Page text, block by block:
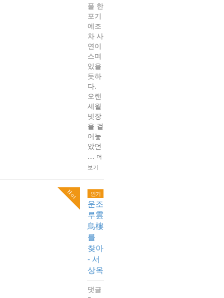
풀 한
포기
에조
차 사
연이
스며
있을
듯하
다.
오랜
세월
빗장
을 걸
어놓
았던
… 더
보기
Hot 인기
운조
루雲
鳥樓
를
찾아
- 서
상옥
댓글